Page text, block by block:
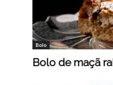
Bolo
Bolo de maçã